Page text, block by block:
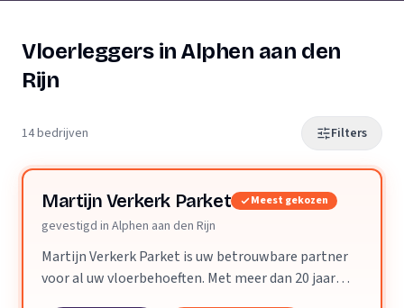
Vloerleggers in Alphen aan den
Rijn
14 bedrijven Filters
Martijn Verkerk Parket Meest gekozen
gevestigd in Alphen aan den Rijn
Martijn Verkerk Parket is uw betrouwbare partner
voor al uw vloerbehoeften. Met meer dan 20 jaar